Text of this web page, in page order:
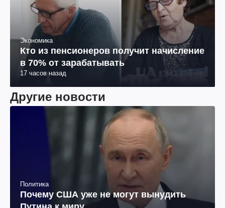
Экономика
Кто из пенсионеров получит начисление
в 70% от зарабатывать
17 часов назад
Другие новости
Политика
Почему США уже не могут вынудить